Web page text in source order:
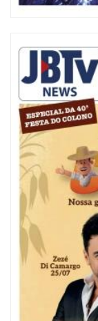
07/08/2026 | 07:00
Ambiental reforça